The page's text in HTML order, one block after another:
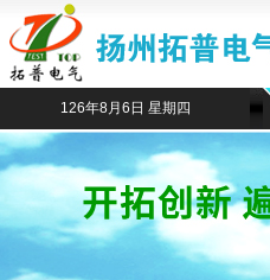
126年8月6日 星期四